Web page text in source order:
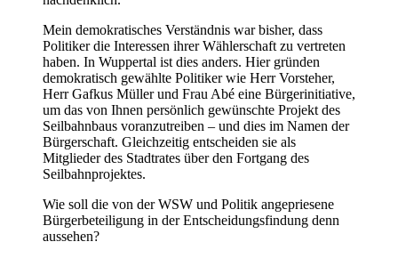
Mein demokratisches Verständnis war bisher, dass
Politiker die Interessen ihrer Wählerschaft zu vertreten
haben. In Wuppertal ist dies anders. Hier gründen
demokratisch gewählte Politiker wie Herr Vorsteher,
Herr Gafkus Müller und Frau Abé eine Bürgerinitiative,
um das von Ihnen persönlich gewünschte Projekt des
Seilbahnbaus voranzutreiben – und dies im Namen der
Bürgerschaft. Gleichzeitig entscheiden sie als
Mitglieder des Stadtrates über den Fortgang des
Seilbahnprojektes.
Wie soll die von der WSW und Politik angepriesene
Bürgerbeteiligung in der Entscheidungsfindung denn
aussehen?